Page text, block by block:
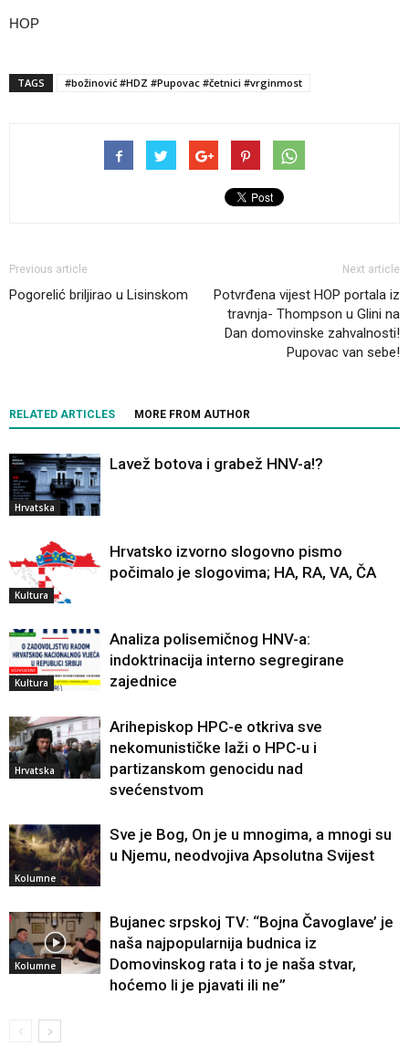
HOP
TAGS #božinović #HDZ #Pupovac #četnici #vrginmost
Previous article
Pogorelić briljirao u Lisinskom
Next article
Potvrđena vijest HOP portala iz
travnja- Thompson u Glini na
Dan domovinske zahvalnosti!
Pupovac van sebe!
RELATED ARTICLES MORE FROM AUTHOR
Hrvatska
Lavež botova i grabež HNV-a!?
Kultura
Hrvatsko izvorno slogovno pismo
počimalo je slogovima; HA, RA, VA, ČA
Kultura
Analiza polisemičnog HNV-a:
indoktrinacija interno segregirane
zajednice
Hrvatska
Arihepiskop HPC-e otkriva sve
nekomunističke laži o HPC-u i
partizanskom genocidu nad
svećenstvom
Kolumne
Sve je Bog, On je u mnogima, a mnogi su
u Njemu, neodvojiva Apsolutna Svijest
Kolumne
Bujanec srpskoj TV: “Bojna Čavoglave’ je
naša najpopularnija budnica iz
Domovinskog rata i to je naša stvar,
hoćemo li je pjavati ili ne”